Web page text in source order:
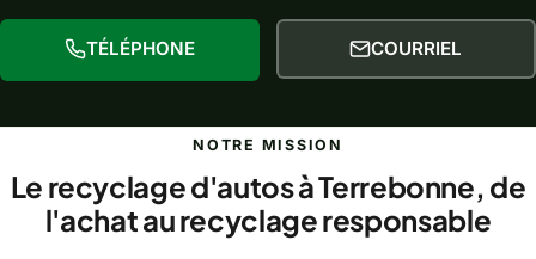
TÉLÉPHONE COURRIEL
NOTRE MISSION
Le recyclage d'autos à Terrebonne, de
l'achat au recyclage responsable